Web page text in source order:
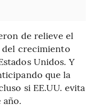
de relieve el
crecimiento
Unidos. Y
que la
si EE.UU. evita